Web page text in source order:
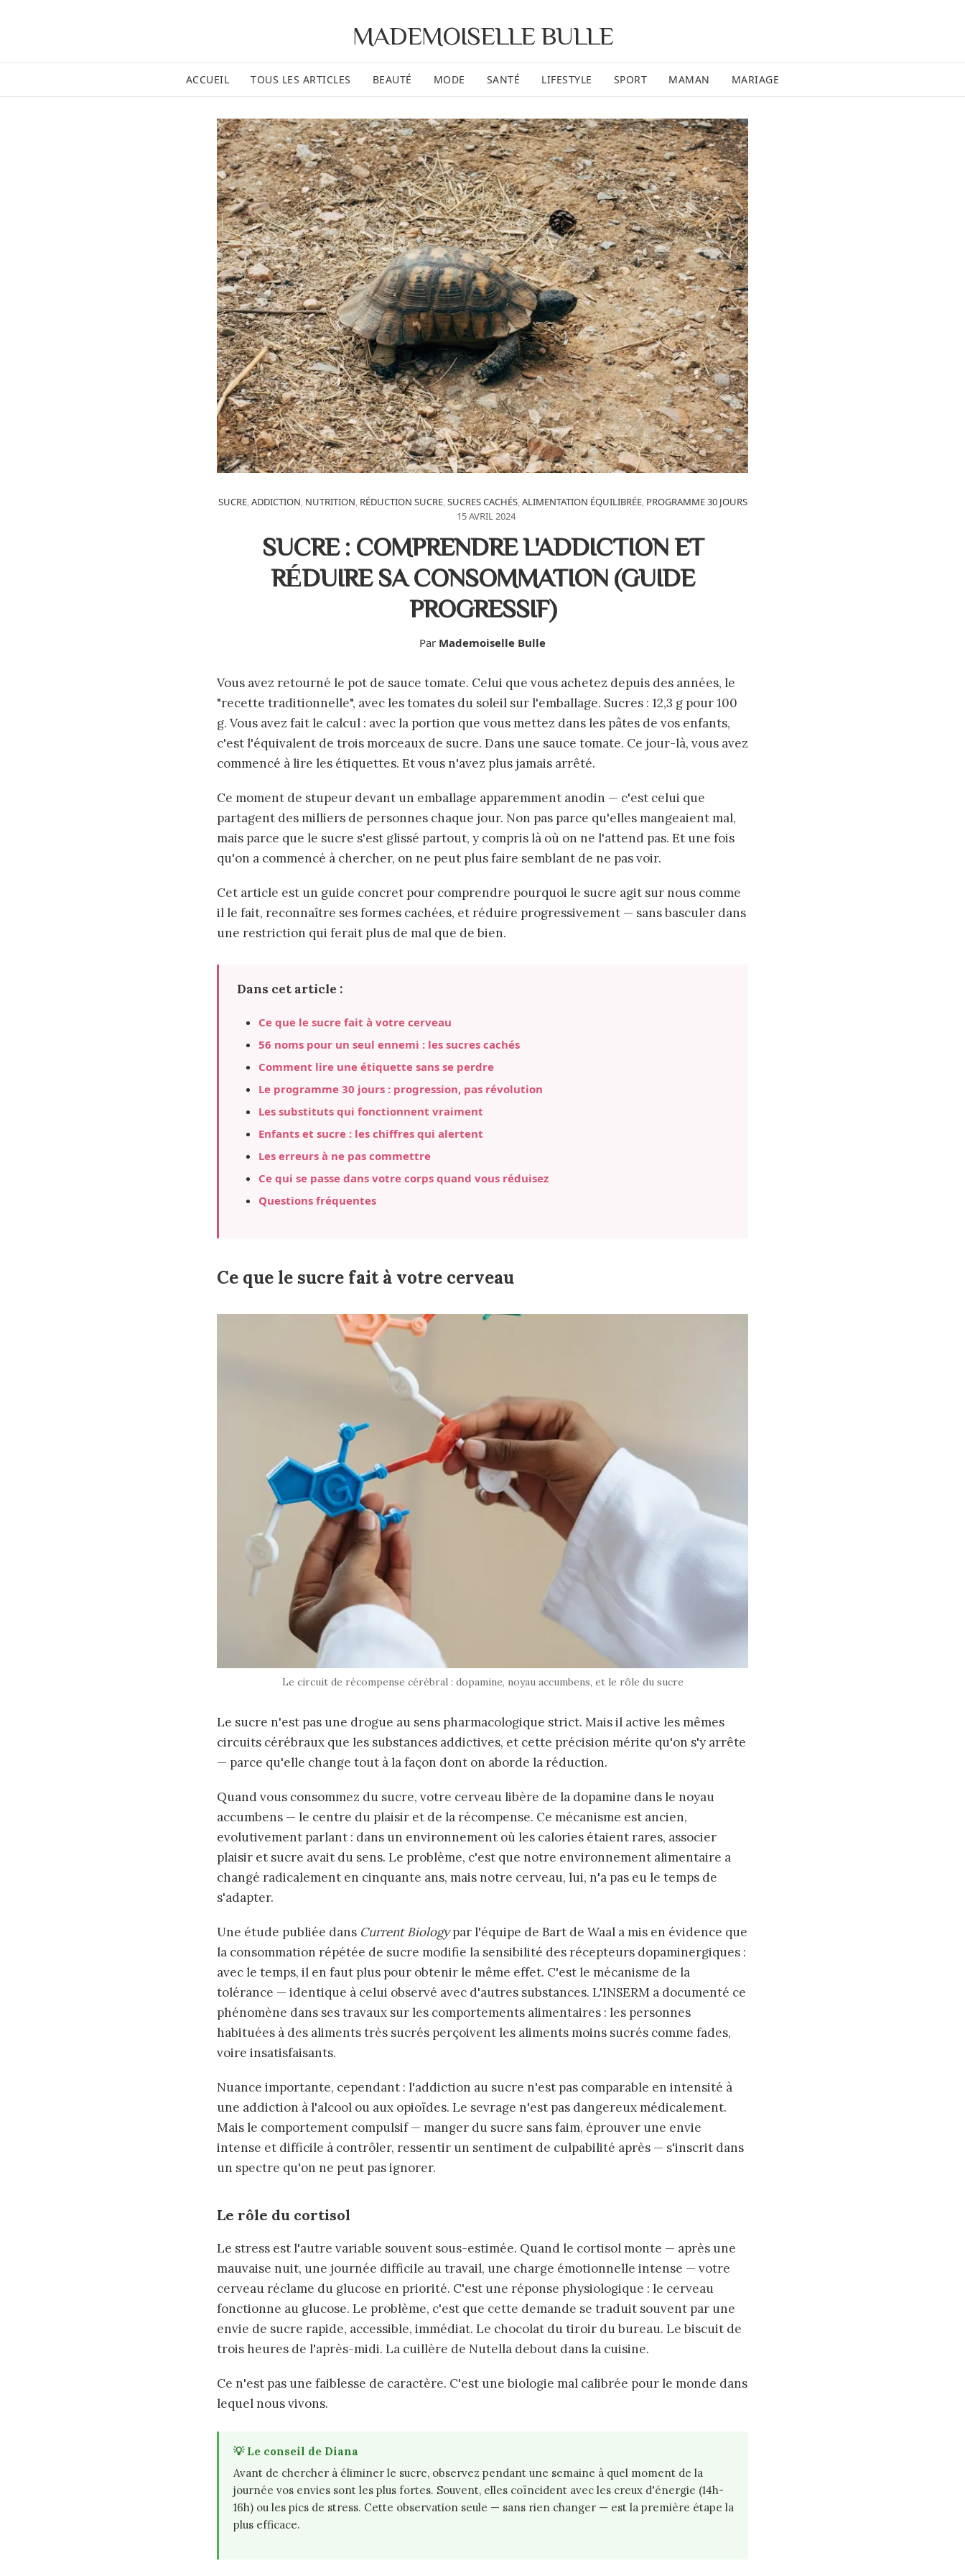
MADEMOISELLE BULLE
ACCUEIL TOUS LES ARTICLES BEAUTÉ MODE SANTÉ LIFESTYLE SPORT MAMAN MARIAGE
SUCRE,ADDICTION, NUTRITION, RÉDUCTION SUCRE,SUCRES CACHÉS,ALIMENTATION ÉQUILIBRÉE, PROGRAMME 30 JOURS
15 AVRIL 2024
SUCRE : COMPRENDRE L'ADDICTION ET
RÉDUIRE SA CONSOMMATION (GUIDE
PROGRESSIF)
Par Mademoiselle Bulle
Vous avez retourné le pot de sauce tomate. Celui que vous achetez depuis des années, le
"recette traditionnelle", avec les tomates du soleil sur l'emballage. Sucres : 12,3 g pour 100
g. Vous avez fait le calcul : avec la portion que vous mettez dans les pâtes de vos enfants,
c'est l'équivalent de trois morceaux de sucre. Dans une sauce tomate. Ce jour-là, vous avez
commencé à lire les étiquettes. Et vous n'avez plus jamais arrêté.
Ce moment de stupeur devant un emballage apparemment anodin — c'est celui que
partagent des milliers de personnes chaque jour. Non pas parce qu'elles mangeaient mal,
mais parce que le sucre s'est glissé partout, y compris là où on ne l'attend pas. Et une fois
qu'on a commencé à chercher, on ne peut plus faire semblant de ne pas voir.
Cet article est un guide concret pour comprendre pourquoi le sucre agit sur nous comme
il le fait, reconnaître ses formes cachées, et réduire progressivement — sans basculer dans
une restriction qui ferait plus de mal que de bien.
Dans cet article :
Ce que le sucre fait à votre cerveau
56 noms pour un seul ennemi : les sucres cachés
Comment lire une étiquette sans se perdre
Le programme 30 jours : progression, pas révolution
Les substituts qui fonctionnent vraiment
Enfants et sucre : les chiffres qui alertent
Les erreurs à ne pas commettre
Ce qui se passe dans votre corps quand vous réduisez
Questions fréquentes
Ce que le sucre fait à votre cerveau
Le circuit de récompense cérébral : dopamine, noyau accumbens, et le rôle du sucre
Le sucre n'est pas une drogue au sens pharmacologique strict. Mais il active les mêmes
circuits cérébraux que les substances addictives, et cette précision mérite qu'on s'y arrête
— parce qu'elle change tout à la façon dont on aborde la réduction.
Quand vous consommez du sucre, votre cerveau libère de la dopamine dans le noyau
accumbens — le centre du plaisir et de la récompense. Ce mécanisme est ancien,
evolutivement parlant : dans un environnement où les calories étaient rares, associer
plaisir et sucre avait du sens. Le problème, c'est que notre environnement alimentaire a
changé radicalement en cinquante ans, mais notre cerveau, lui, n'a pas eu le temps de
s'adapter.
Une étude publiée dans Current Biologypar l'équipe de Bart de Waal a mis en évidence que
la consommation répétée de sucre modifie la sensibilité des récepteurs dopaminergiques :
avec le temps, il en faut plus pour obtenir le même effet. C'est le mécanisme de la
tolérance — identique à celui observé avec d'autres substances. L'INSERM a documenté ce
phénomène dans ses travaux sur les comportements alimentaires : les personnes
habituées à des aliments très sucrés perçoivent les aliments moins sucrés comme fades,
voire insatisfaisants.
Nuance importante, cependant : l'addiction au sucre n'est pas comparable en intensité à
une addiction à l'alcool ou aux opioïdes. Le sevrage n'est pas dangereux médicalement.
Mais le comportement compulsif — manger du sucre sans faim, éprouver une envie
intense et difficile à contrôler, ressentir un sentiment de culpabilité après — s'inscrit dans
un spectre qu'on ne peut pas ignorer.
Le rôle du cortisol
Le stress est l'autre variable souvent sous-estimée. Quand le cortisol monte — après une
mauvaise nuit, une journée difficile au travail, une charge émotionnelle intense — votre
cerveau réclame du glucose en priorité. C'est une réponse physiologique : le cerveau
fonctionne au glucose. Le problème, c'est que cette demande se traduit souvent par une
envie de sucre rapide, accessible, immédiat. Le chocolat du tiroir du bureau. Le biscuit de
trois heures de l'après-midi. La cuillère de Nutella debout dans la cuisine.
Ce n'est pas une faiblesse de caractère. C'est une biologie mal calibrée pour le monde dans
lequel nous vivons.
💡 Le conseil de Diana
Avant de chercher à éliminer le sucre, observez pendant une semaine à quel moment de la
journée vos envies sont les plus fortes. Souvent, elles coïncident avec les creux d'énergie (14h-
16h) ou les pics de stress. Cette observation seule — sans rien changer — est la première étape la
plus efficace.